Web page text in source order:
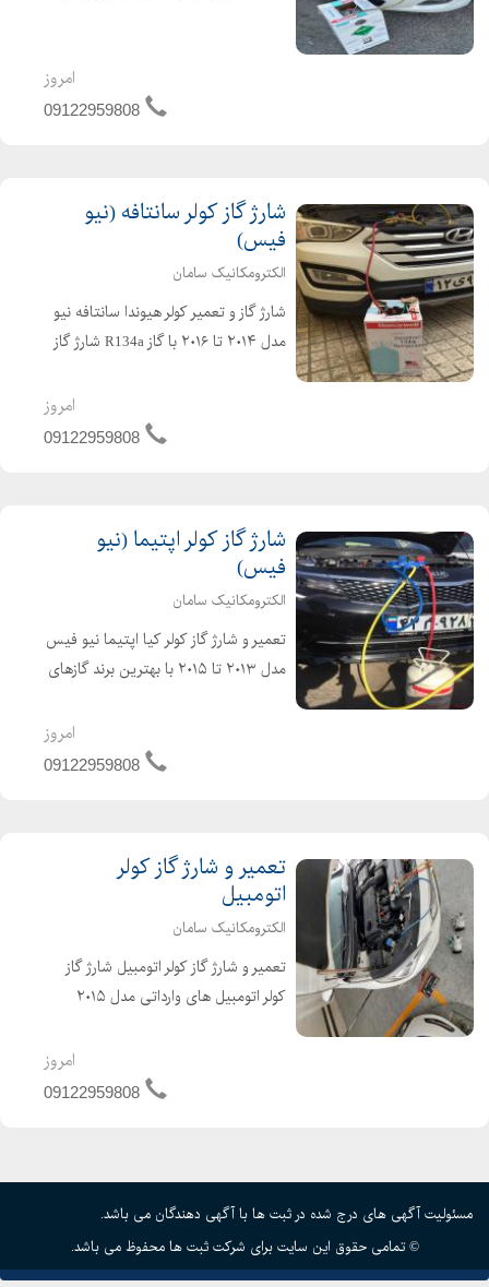
کولر جنسیس شارژ گاز کولر جنسیس کوپه
امروز
09122959808
شارژ گاز کولر سانتافه (نیو
فیس)
الکترومکانیک سامان
شارژ گاز و تعمیر کولر هیوندا سانتافه نیو
مدل ۲۰۱۴ تا ۲۰۱۶ با گاز R134a شارژ گاز
آمریکا، فروژن و هارپ انگلیس
امروز
09122959808
شارژ گاز کولر اپتیما (نیو
فیس)
الکترومکانیک سامان
تعمیر و شارژ گاز کولر کیا اپتیما نیو فیس
مدل ۲۰۱۳ تا ۲۰۱۵ با بهترین برند گازهای
اپتیما (جی تی لاین) ۲۰۱۶ تا ۲۰۱۸ با گاز
امروز
09122959808
تعمیر و شارژ گاز کولر
اتومبیل
الکترومکانیک سامان
تعمیر و شارژ گاز کولر اتومبیل شارژ گاز
کولر اتومبیل های وارداتی مدل ۲۰۱۵
در کشور(هانیول آمریکا) گاز R1234 YF
شارژ گاز کولر اتومبیل های ایرانی R134a
امروز
09122959808
مسئولیت آگهی های درج شده در ثبت ها با آگهی دهندگان می باشد.
© تمامی حقوق این سایت برای شرکت ثبت ها محفوظ می باشد.